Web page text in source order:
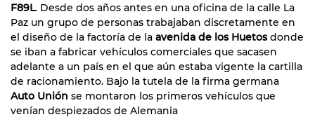
F89L. Desde dos años antes en una oficina de la calle La
Paz un grupo de personas trabajaban discretamente en
el diseño de la factoría de la avenida de los Huetosdonde
se iban a fabricar vehículos comerciales que sacasen
adelante a un país en el que aún estaba vigente la cartilla
de racionamiento. Bajo la tutela de la firma germana
Auto Unión se montaron los primeros vehículos que
venían despiezados de Alemania